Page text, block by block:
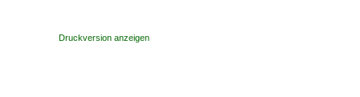
Druckversion anzeigen